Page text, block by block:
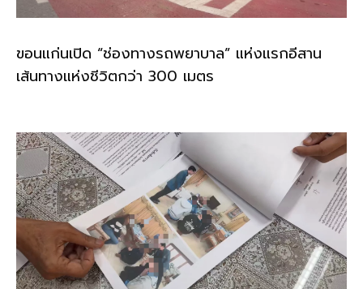
ขอนแก่นเปิด “ช่องทางรถพยาบาล” แห่งแรกอีสาน
เส้นทางแห่งชีวิตกว่า 300 เมตร